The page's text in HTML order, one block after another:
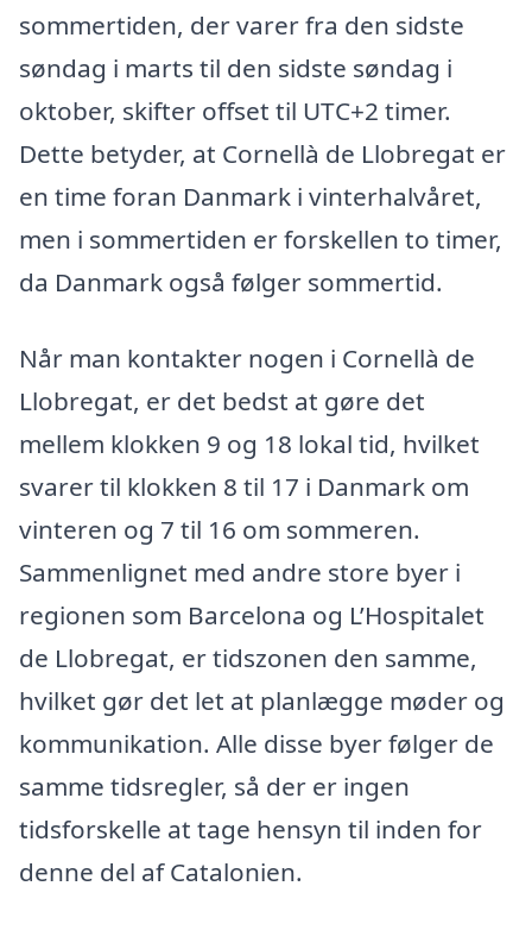
sommertiden, der varer fra den sidste
søndag i marts til den sidste søndag i
oktober, skifter offset til UTC+2 timer.
Dette betyder, at Cornellà de Llobregat er
en time foran Danmark i vinterhalvåret,
men i sommertiden er forskellen to timer,
da Danmark også følger sommertid.
Når man kontakter nogen i Cornellà de
Llobregat, er det bedst at gøre det
mellem klokken 9 og 18 lokal tid, hvilket
svarer til klokken 8 til 17 i Danmark om
vinteren og 7 til 16 om sommeren.
Sammenlignet med andre store byer i
regionen som Barcelona og L’Hospitalet
de Llobregat, er tidszonen den samme,
hvilket gør det let at planlægge møder og
kommunikation. Alle disse byer følger de
samme tidsregler, så der er ingen
tidsforskelle at tage hensyn til inden for
denne del af Catalonien.